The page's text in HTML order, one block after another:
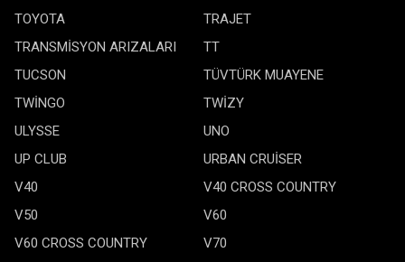
TOYOTA
TRAJET
TRANSMİSYON ARIZALARI
TT
TUCSON
TÜVTÜRK MUAYENE
TWİNGO
TWİZY
ULYSSE
UNO
UP CLUB
URBAN CRUİSER
V40
V40 CROSS COUNTRY
V50
V60
V60 CROSS COUNTRY
V70